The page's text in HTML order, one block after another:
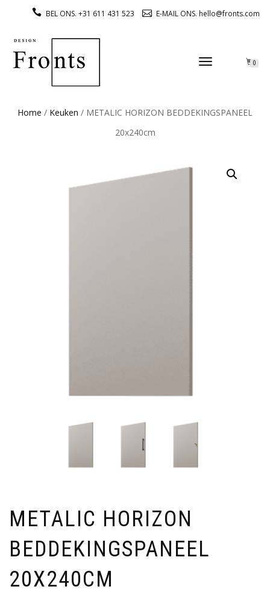
BEL ONS. +31 611 431 523 E-MAIL ONS. hello@fronts.com
TOGGLE
0
Home / Keuken / METALIC HORIZON BEDDEKINGSPANEEL
20x240cm
METALIC HORIZON
BEDDEKINGSPANEEL
20X240CM